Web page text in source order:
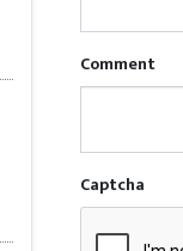
मजबूत करना
हुआ है, जो
Comment
Captcha